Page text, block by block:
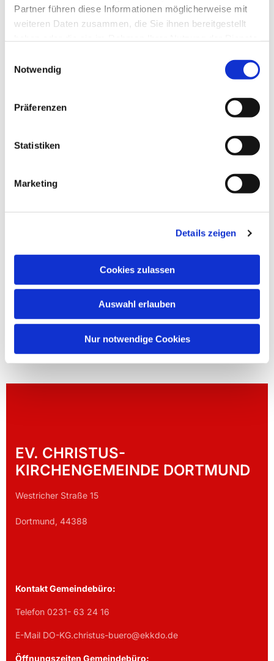
Partner führen diese Informationen möglicherweise mit
weiteren Daten zusammen, die Sie ihnen bereitgestellt
Notwendig
Präferenzen
Statistiken
Marketing
Details zeigen
Cookies zulassen
Auswahl erlauben
Nur notwendige Cookies
Dies könnte Sie auch
interessieren
EV. CHRISTUS-
KIRCHENGEMEINDE DORTMUND
Westricher Straße 15
Dortmund, 44388
Kontakt Gemeindebüro:
Telefon 0231- 63 24 16
E-Mail DO-KG.christus-buero@ekkdo.de
Öffnungszeiten Gemeindebüro: